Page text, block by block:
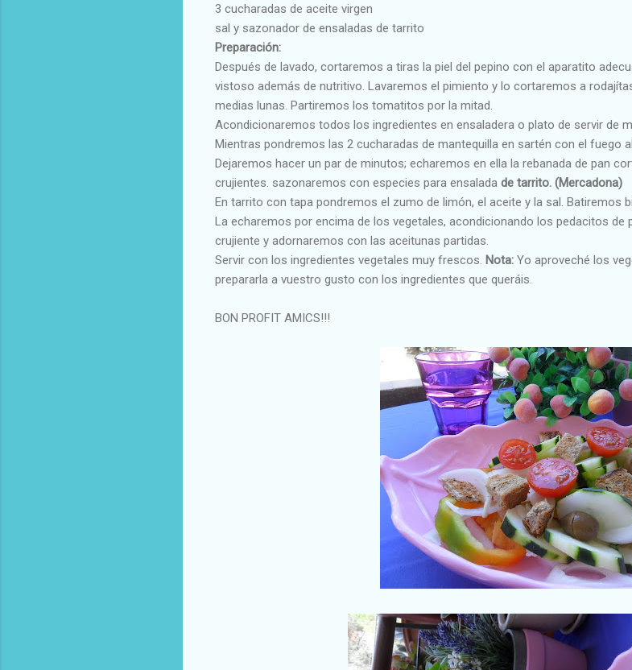
3 cucharadas de aceite virgen
sal y sazonador de ensaladas de tarrito
Preparación:
Después de lavado, cortaremos a tiras la piel del pepino con el aparatito
vistoso además de nutritivo. Lavaremos el pimiento y lo cortaremos a
medias lunas. Partiremos los tomatitos por la mitad.
Acondicionaremos todos los ingredientes en ensaladera o plato de servir de
Mientras pondremos las 2 cucharadas de mantequilla en sartén con el fuego
Dejaremos hacer un par de minutos; echaremos en ella la rebanada de pan
crujientes. sazonaremos con especies para ensalada de tarrito. (Mercadona)
En tarrito con tapa pondremos el zumo de limón, el aceite y la sal. Batiremos
La echaremos por encima de los vegetales, acondicionando los pedacitos de
crujiente y adornaremos con las aceitunas partidas.
Servir con los ingredientes vegetales muy frescos. Nota: Yo aproveché los
prepararla a vuestro gusto con los ingredientes que queráis.
BON PROFIT AMICS!!!